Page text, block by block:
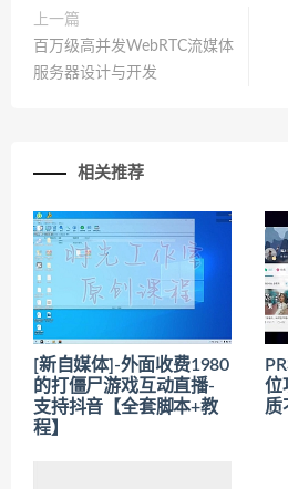
上一篇
百万级高并发WebRTC流媒体
服务器设计与开发
相关推荐
[新自媒体]-外面收费1980
的打僵尸游戏互动直播-
支持抖音【全套脚本+教
程】
位
质